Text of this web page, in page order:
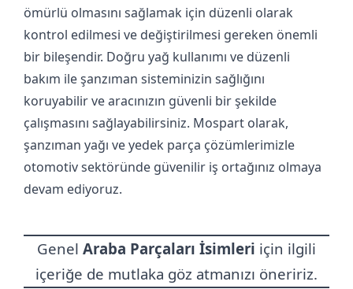
ömürlü olmasını sağlamak için düzenli olarak
kontrol edilmesi ve değiştirilmesi gereken önemli
bir bileşendir. Doğru yağ kullanımı ve düzenli
bakım ile şanzıman sisteminizin sağlığını
koruyabilir ve aracınızın güvenli bir şekilde
çalışmasını sağlayabilirsiniz. Mospart olarak,
şanzıman yağı ve yedek parça çözümlerimizle
otomotiv sektöründe güvenilir iş ortağınız olmaya
devam ediyoruz.
Genel Araba Parçaları İsimleri için ilgili
içeriğe de mutlaka göz atmanızı öneririz.